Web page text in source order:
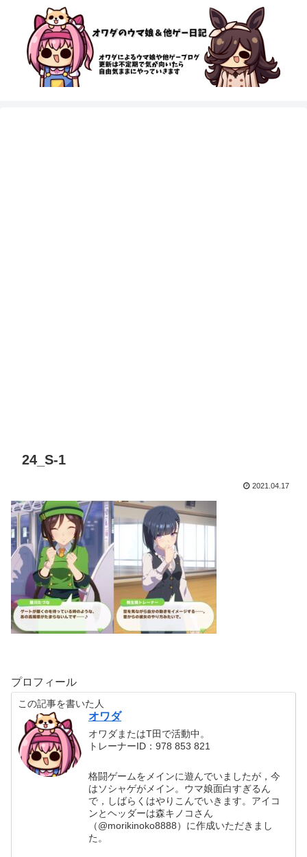
24_S-1
2021.04.17
プロフィール
この記事を書いた人
オワダ
オワダまたはT田で活動中。
トレーナーID：978 853 821
格闘ゲームをメインに遊んでいましたが，今
はソシャゲがメイン。ウマ娘面白すぎるん
で，しばらくはやりこんでいきます。アイコ
ンとヘッダーは森キノコさん
（@morikinoko8888）に作成いただきまし
た。